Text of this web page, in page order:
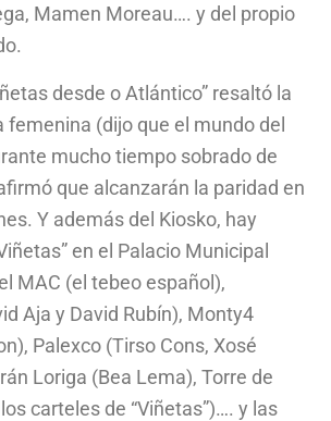
Mamen Moreau…. y del propio
desde o Atlántico” resaltó la
femenina (dijo que el mundo del
mucho tiempo sobrado de
que alcanzarán la paridad en
Y además del Kiosko, hay
en el Palacio Municipal
MAC (el tebeo español),
Aja y David Rubín), Monty4
Palexco (Tirso Cons, Xosé
Loriga (Bea Lema), Torre de
carteles de “Viñetas”)…. y las